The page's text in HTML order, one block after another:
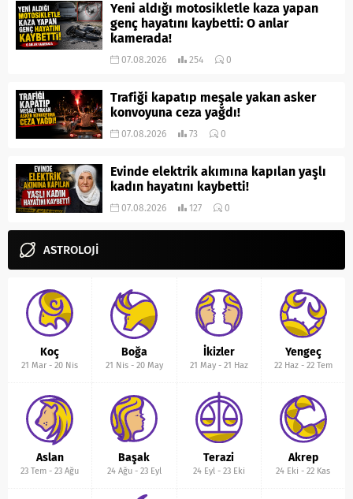
Yeni aldığı motosikletle kaza yapan
genç hayatını kaybetti: O anlar
kamerada!
07.08.2026 254 0
Trafiği kapatıp meşale yakan asker
konvoyuna ceza yağdı!
07.08.2026 73 0
Evinde elektrik akımına kapılan yaşlı
kadın hayatını kaybetti!
07.08.2026 127 0
ASTROLOJİ
Koç
21 Mar -20 Nis
Boğa
21 Nis- 20 May
İkizler
21 May- 21 Haz
Yengeç
22 Haz- 22 Tem
Aslan
23 Tem -23 Ağu
Başak
24 Ağu- 23 Eyl
Terazi
24 Eyl- 23 Eki
Akrep
24 Eki -22 Kas